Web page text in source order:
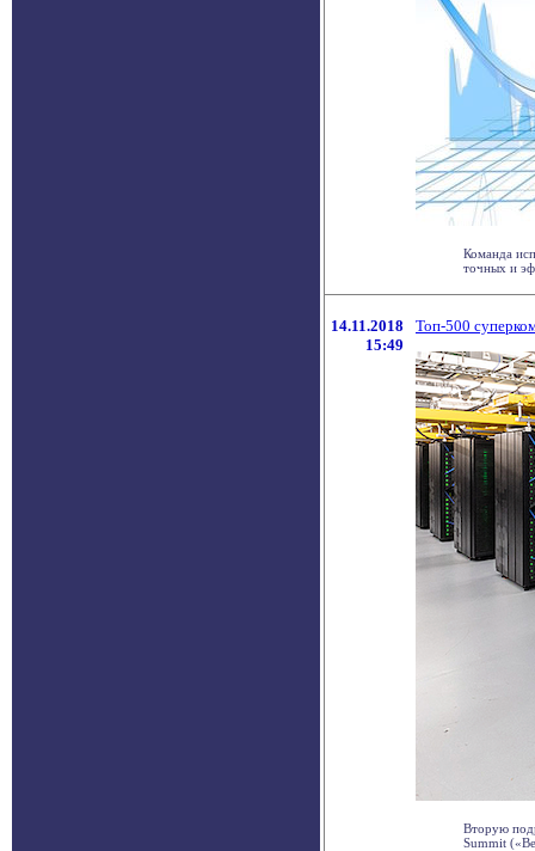
Команда
точных и
14.11.2018
15:49
Топ-500
Вторую
Summit